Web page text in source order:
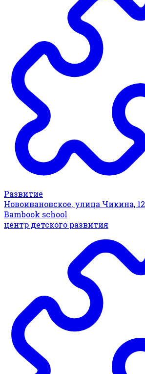
Развитие
Новоивановское, улица Чикина, 12
Bambook school
центр детского развития